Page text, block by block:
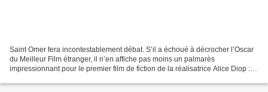
Saint Omer fera incontestablement débat. S’il a échoué à décrocher l’Oscar
du Meilleur Film étranger, il n’en affiche pas moins un palmarès
impressionnant pour le premier film de fiction de la réalisatrice Alice Diop :